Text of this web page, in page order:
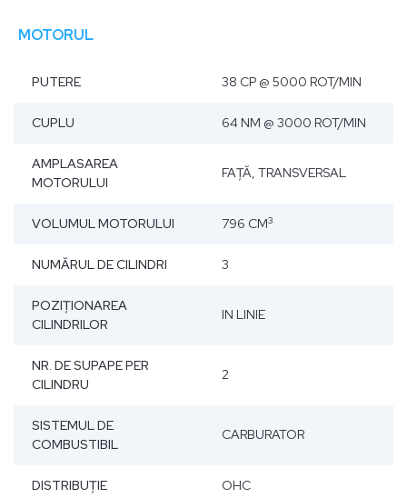
MOTORUL
PUTERE 38 CP @ 5000 ROT/MIN
CUPLU 64 NM @ 3000 ROT/MIN
AMPLASAREA
MOTORULUI
FAŢĂ, TRANSVERSAL
VOLUMUL MOTORULUI 796 CM3
NUMĂRUL DE CILINDRI 3
POZIŢIONAREA
CILINDRILOR
IN LINIE
NR. DE SUPAPE PER
CILINDRU
2
SISTEMUL DE
COMBUSTIBIL
CARBURATOR
DISTRIBUȚIE OHC